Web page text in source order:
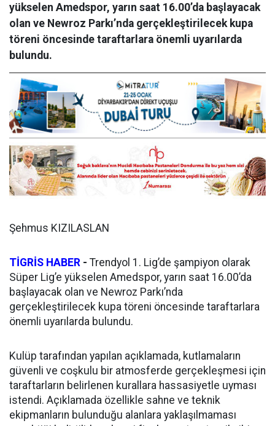
yükselen Amedspor, yarın saat 16.00’da başlayacak
olan ve Newroz Parkı’nda gerçekleştirilecek kupa
töreni öncesinde taraftarlara önemli uyarılarda
bulundu.
Şehmus KIZILASLAN
TİGRİS HABER - Trendyol 1. Lig’de şampiyon olarak
Süper Lig’e yükselen Amedspor, yarın saat 16.00’da
başlayacak olan ve Newroz Parkı’nda
gerçekleştirilecek kupa töreni öncesinde taraftarlara
önemli uyarılarda bulundu.
Kulüp tarafından yapılan açıklamada, kutlamaların
güvenli ve coşkulu bir atmosferde gerçekleşmesi için
taraftarların belirlenen kurallara hassasiyetle uyması
istendi. Açıklamada özellikle sahne ve teknik
ekipmanların bulunduğu alanlara yaklaşılmaması